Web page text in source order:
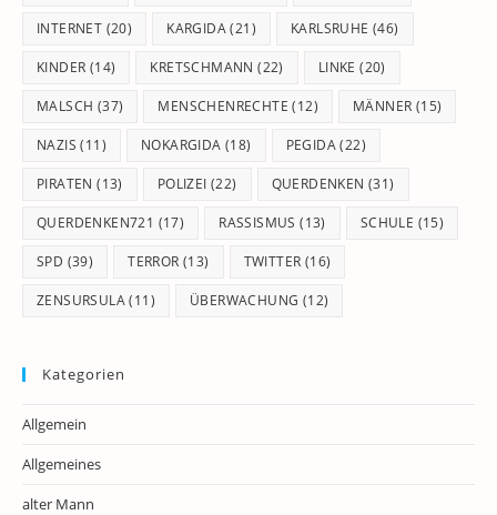
INTERNET (20) KARGIDA(21) KARLSRUHE (46)
KINDER (14) KRETSCHMANN (22) LINKE (20)
MALSCH (37) MENSCHENRECHTE (12) MÄNNER (15)
NAZIS (11) NOKARGIDA (18) PEGIDA(22)
PIRATEN (13) POLIZEI (22) QUERDENKEN (31)
QUERDENKEN721 (17) RASSISMUS (13) SCHULE (15)
SPD (39) TERROR (13) TWITTER (16)
ZENSURSULA(11) ÜBERWACHUNG (12)
Kategorien
Allgemein
Allgemeines
alter Mann